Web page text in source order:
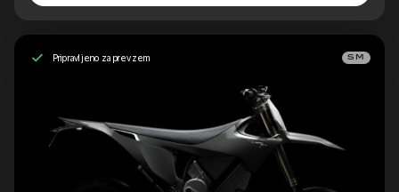
Pripravljeno za prevzem SM